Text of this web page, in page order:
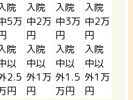
院
5万
院
以
2.5
円
入院
中2万
円
入院
中以
外1万
円
入院
中3万
円
入院
中以
外1.5
万円
入院
中2万
円
入院
中以
外1万
円